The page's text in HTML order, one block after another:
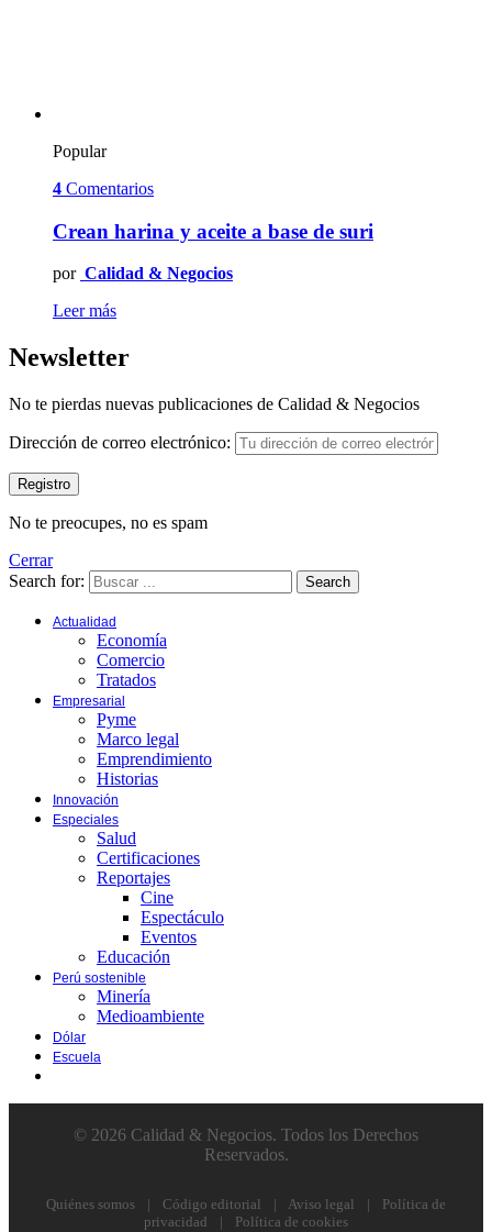
Popular
4 Comentarios
Crean harina y aceite a base de suri
por Calidad & Negocios
Leer más
Newsletter
No te pierdas nuevas publicaciones de Calidad & Negocios
Dirección de correo electrónico:
No te preocupes, no es spam
Cerrar
Search for:
Search
Actualidad
Economía
Comercio
Tratados
Empresarial
Pyme
Marco legal
Emprendimiento
Historias
Innovación
Especiales
Salud
Certificaciones
Reportajes
Cine
Espectáculo
Eventos
Educación
Perú sostenible
Minería
Medioambiente
Dólar
Escuela
© 2026 Calidad & Negocios. Todos los Derechos
Reservados.
Quiénes somos | Código editorial | Aviso legal |
Política de
privacidad
| Política de cookies